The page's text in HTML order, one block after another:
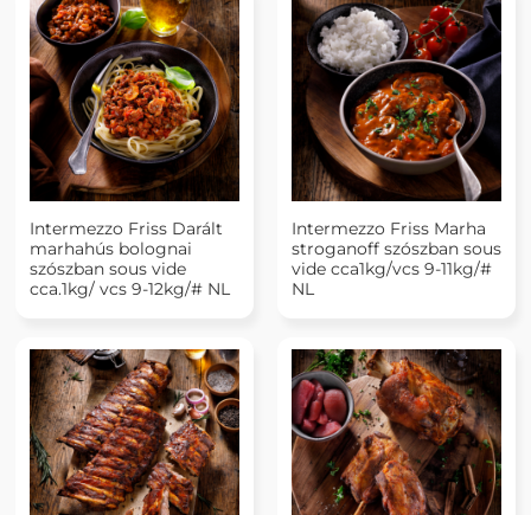
Intermezzo Friss Darált
marhahús bolognai
szószban sous vide
cca.1kg/ vcs 9-12kg/# NL
Intermezzo Friss Marha
stroganoff szószban sous
vide cca1kg/vcs 9-11kg/#
NL